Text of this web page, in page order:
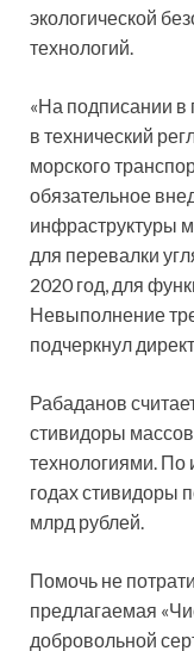
экологической
технологий.
«На подписании в
в технический
морского
обязательное
инфраструктуры
для перевалки
2020 год, для
Невыполнение
подчеркнул
Рабаданов
стивидоры
технологиями.
годах стивидоры
млрд рублей.
Помочь не
предлагаемая
добровольной